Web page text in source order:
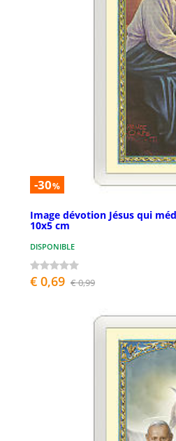
-30%
Image dévotion Jésus qui
10x5 cm
DISPONIBLE
€ 0,69 € 0,99